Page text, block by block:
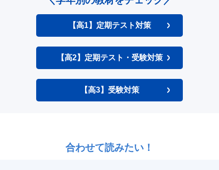
【高1】定期テスト対策
【高2】定期テスト・受験対策
【高3】受験対策
合わせて読みたい！